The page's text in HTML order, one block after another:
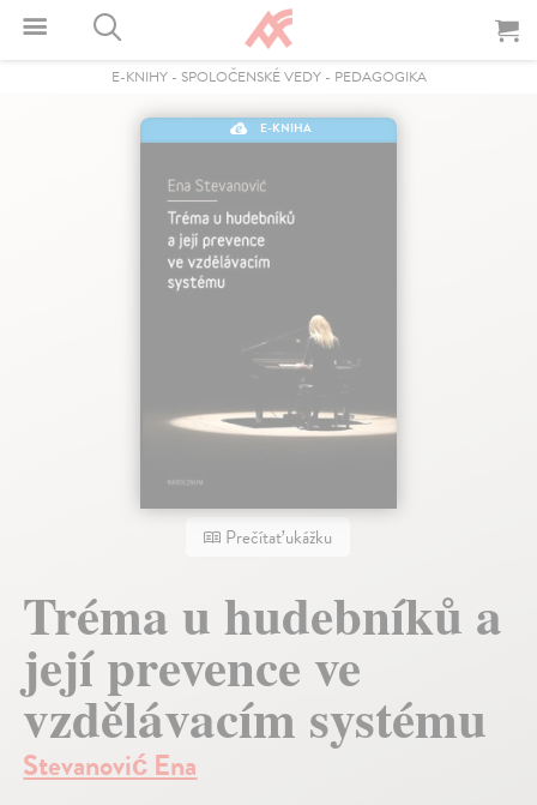
E-KNIHY- SPOLOČENSKÉ VEDY- PEDAGOGIKA
E-KNIHA
Prečítať ukážku
Tréma u hudebníků a
její prevence ve
vzdělávacím systému
Stevanović Ena